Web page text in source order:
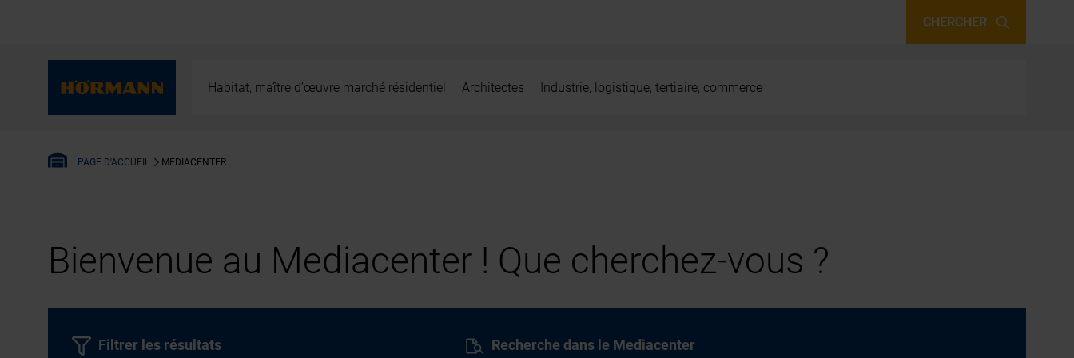
CHERCHER
Habitat, maître d’œuvre marché résidentiel Architectes Industrie, logistique, tertiaire, commerce
PAGE D'ACCUEIL MEDIACENTER
Bienvenue au Mediacenter ! Que cherchez-vous ?
Recherche dans le Mediacenter
Filtrer les résultats